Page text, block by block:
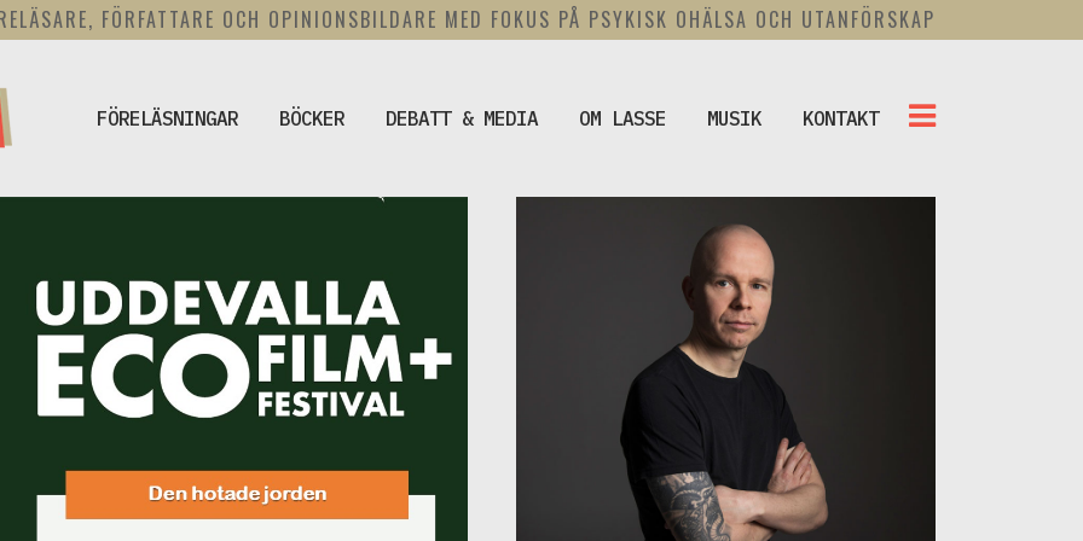
FÖRFATTARE OCH OPINIONSBILDARE MED FOKUS PÅ PSYKISK OHÄLSA OCH UTANFÖRSKAP
FÖRELÄSNINGAR BÖCKER DEBATT & MEDIA OM LASSE MUSIK KONTAKT